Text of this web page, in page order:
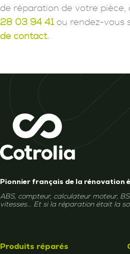
de réparation de votre pièce,
28 03 94 41ou rendez-vous
de contact.
Pionnier français de la rénovation
ABS, compteur, calculateur moteur,
vitesses... Et si la réparation était la
Produits réparés